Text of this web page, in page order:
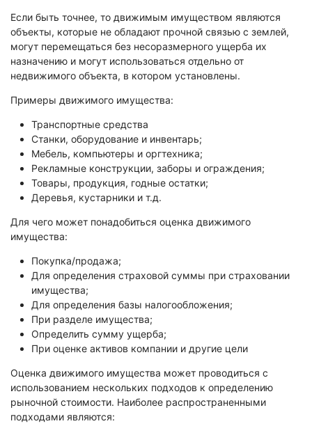
Экологическая экспертиза
Физико-химическая экспертиза
Юридическая экспертиза
Исследования на полиграфе
Комплексная экспертиза
Геммологическая экспертиза (ювелирная)
Приемка квартиры
Если быть точнее, то движимым имуществом являются
объекты, которые не обладают прочной связью с землей,
могут перемещаться без несоразмерного ущерба их
назначению и могут использоваться отдельно от
недвижимого объекта, в котором установлены.
Примеры движимого имущества:
Транспортные средства
Станки, оборудование и инвентарь;
Мебель, компьютеры и оргтехника;
Рекламные конструкции, заборы и ограждения;
Товары, продукция, годные остатки;
Деревья, кустарники и т.д.
Для чего может понадобиться оценка движимого
имущества:
Покупка/продажа;
Для определения страховой суммы при страховании
имущества;
Для определения базы налогообложения;
При разделе имущества;
Определить сумму ущерба;
При оценке активов компании и другие цели
Оценка движимого имущества может проводиться с
использованием нескольких подходов к определению
рыночной стоимости. Наиболее распространенными
подходами являются: